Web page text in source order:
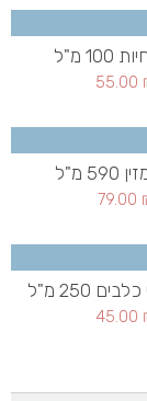
מ"ל
55.00
מ"ל
79.00
250 מ"ל
45.00